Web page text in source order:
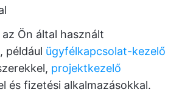
Ön által használt
például ügyfélkapcsolat-kezelő
projektkezelő
és fizetési alkalmazásokkal.